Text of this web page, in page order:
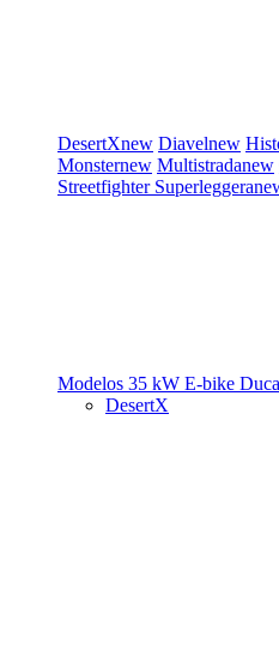
DesertXnew Diavelnew
Monsternew Multistradanew
Streetfighter Superleggera
Modelos 35 kW E-bike
DesertX